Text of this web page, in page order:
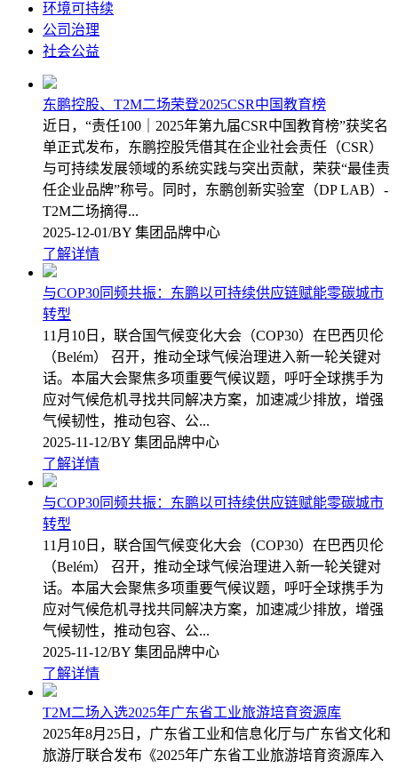
环境可持续
公司治理
社会公益
东鹏控股、T2M二场荣登2025CSR中国教育榜
近日，“责任100｜2025年第九届CSR中国教育榜”获奖名
单正式发布，东鹏控股凭借其在企业社会责任（CSR）
与可持续发展领域的系统实践与突出贡献，荣获“最佳责
任企业品牌”称号。同时，东鹏创新实验室（DP LAB）-
T2M二场摘得...
2025-12-01/BY 集团品牌中心
了解详情
与COP30同频共振：东鹏以可持续供应链赋能零碳城市
转型
11月10日，联合国气候变化大会（COP30）在巴西贝伦
（Belém） 召开，推动全球气候治理进入新一轮关键对
话。本届大会聚焦多项重要气候议题，呼吁全球携手为
应对气候危机寻找共同解决方案，加速减少排放，增强
气候韧性，推动包容、公...
2025-11-12/BY 集团品牌中心
了解详情
与COP30同频共振：东鹏以可持续供应链赋能零碳城市
转型
11月10日，联合国气候变化大会（COP30）在巴西贝伦
（Belém） 召开，推动全球气候治理进入新一轮关键对
话。本届大会聚焦多项重要气候议题，呼吁全球携手为
应对气候危机寻找共同解决方案，加速减少排放，增强
气候韧性，推动包容、公...
2025-11-12/BY 集团品牌中心
了解详情
T2M二场入选2025年广东省工业旅游培育资源库
2025年8月25日，广东省工业和信息化厅与广东省文化和
旅游厅联合发布《2025年广东省工业旅游培育资源库入